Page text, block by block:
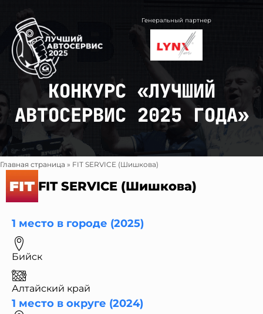
содержимому
Генеральный партнер
КОНКУРС «ЛУЧШИЙ
АВТОСЕРВИС 2025 ГОДА»
Главная страница » FIT SERVICE (Шишкова)
FIT SERVICE (Шишкова)
1 место в городе (2025)
Бийск
Алтайский край
1 место в округе (2024)